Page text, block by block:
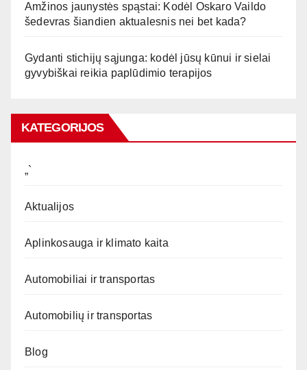
Amžinos jaunystės spąstai: Kodėl Oskaro Vaildo
šedevras šiandien aktualesnis nei bet kada?
Gydanti stichijų sąjunga: kodėl jūsų kūnui ir sielai
gyvybiškai reikia paplūdimio terapijos
KATEGORIJOS
„`
Aktualijos
Aplinkosauga ir klimato kaita
Automobiliai ir transportas
Automobilių ir transportas
Blog